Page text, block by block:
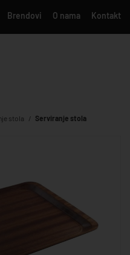
Brendovi O nama Kontakt
stola Serviranje stola